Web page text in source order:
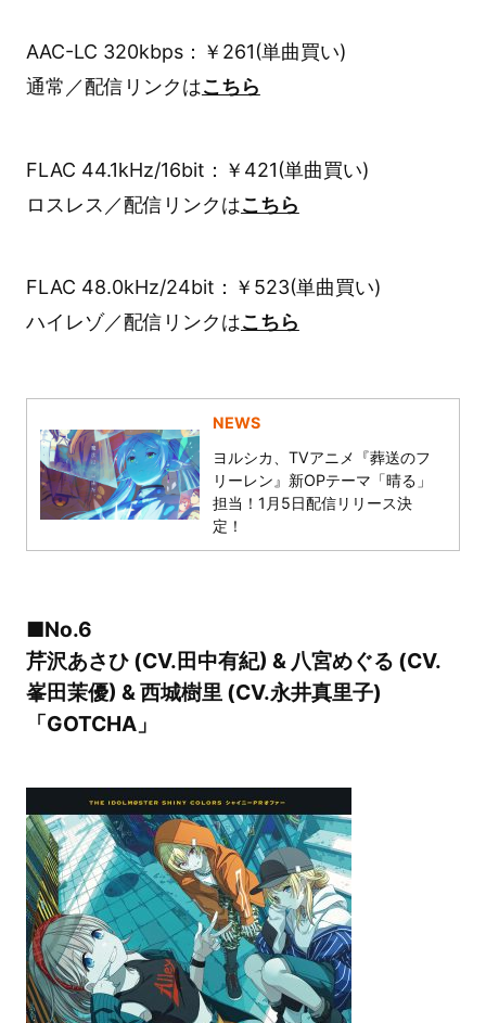
AAC-LC 320kbps：￥261(単曲買い)
通常／配信リンクはこちら
FLAC 44.1kHz/16bit：￥421(単曲買い)
ロスレス／配信リンクはこちら
FLAC 48.0kHz/24bit：￥523(単曲買い)
ハイレゾ／配信リンクはこちら
NEWS
ヨルシカ、TVアニメ『葬送のフ
リーレン』新OPテーマ「晴る」
担当！1月5日配信リリース決
定！
■No.6
芹沢あさひ (CV.田中有紀) & 八宮めぐる (CV.
峯田茉優) & 西城樹里 (CV.永井真里子)
「GOTCHA」